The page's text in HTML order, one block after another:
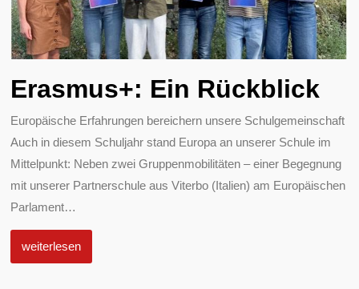
Erasmus+: Ein Rückblick
Europäische Erfahrungen bereichern unsere Schulgemeinschaft
Auch in diesem Schuljahr stand Europa an unserer Schule im
Mittelpunkt: Neben zwei Gruppenmobilitäten – einer Begegnung
mit unserer Partnerschule aus Viterbo (Italien) am Europäischen
Parlament…
weiterlesen